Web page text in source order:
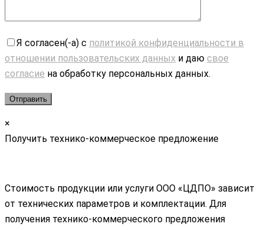
Я согласен(-а) с политикой конфиденциальности в
отношении пользовательских данных и даю свое
согласие на обработку персональных данных.
×
Получить технико-коммерческое предложение
Стоимость продукции или услуги ООО «ЦДПО» зависит
от технических параметров и комплектации. Для
получения технико-коммерческого предложения